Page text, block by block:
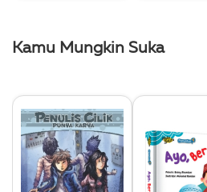
Kamu Mungkin Suka